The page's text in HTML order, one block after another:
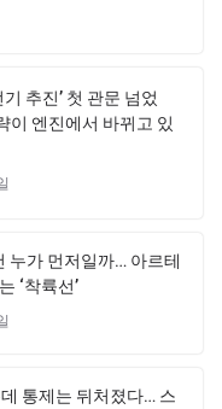
추진’ 첫 관문 넘었
이 엔진에서 바뀌고 있
누가 먼저일까… 아르테
‘착륙선’
통제는 뒤처졌다… 스